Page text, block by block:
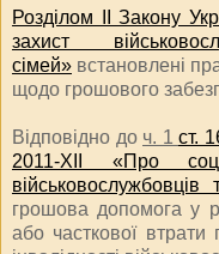
Розділом ІІ Закону
захист
сімей» встановлені
щодо грошового
Відповідно до ч. 1 ст.
2011-XII «Про
грошова допомога у
або часткової втрати